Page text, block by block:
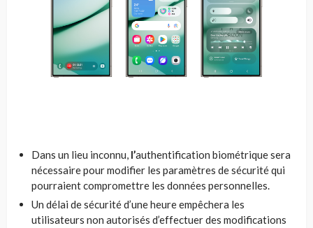
Dans un lieu inconnu, l’authentification biométrique sera
nécessaire pour modifier les paramètres de sécurité qui
pourraient compromettre les données personnelles.
Un délai de sécurité d’une heure empêchera les
utilisateurs non autorisés d’effectuer des modifications